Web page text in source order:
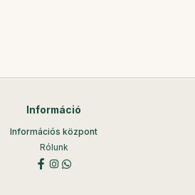
Információ
Információs központ
Rólunk